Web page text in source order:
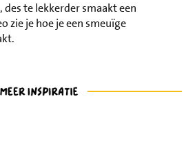
te lekkerder smaakt een
zie je hoe je een smeuïge